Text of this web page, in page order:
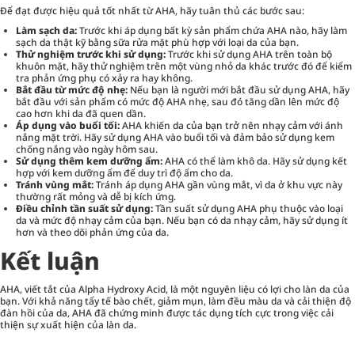
Để đạt được hiệu quả tốt nhất từ AHA, hãy tuân thủ các bước sau:
Làm sạch da:Trước khi áp dụng bất kỳ sản phẩm chứa AHA nào, hãy làm
sạch da thật kỹ bằngsữa rửa mặt phù hợp với loại da của bạn.
Thử nghiệm trước khi sử dụng:Trước khi sử dụng AHA trên toàn bộ
khuôn mặt, hãy thử nghiệm trên một vùng nhỏ da khác trước đó để kiểm
tra phản ứng phụ có xảy ra hay không.
Bắt đầu từ mức độ nhẹ: Nếu bạn là người mới bắt đầu sử dụng AHA, hãy
bắt đầu với sản phẩm có mức độ AHA nhẹ, sau đó tăng dần lên mức độ
cao hơn khi da đã quen dần.
Áp dụng vào buổi tối:AHA khiến da của bạn trở nên nhạy cảm với ánh
nắng mặt trời. Hãy sử dụng AHA vào buổi tối và đảm bảo sử dụng kem
chống nắng vào ngày hôm sau.
Sử dụng thêm kem dưỡng ẩm:AHA có thể làm khô da. Hãy sử dụng kết
hợp với kem dưỡng ẩm để duy trì độ ẩm cho da.
Tránh vùng mắt:Tránh áp dụng AHA gần vùng mắt, vì da ở khu vực này
thường rất mỏng và dễ bị kích ứng.
Điều chỉnh tần suất sử dụng:Tần suất sử dụng AHA phụ thuộc vào loại
da và mức độ nhạy cảm của bạn. Nếu bạn có da nhạy cảm, hãy sử dụng ít
hơn và theo dõi phản ứng của da.
Kết luận
AHA, viết tắt của Alpha Hydroxy Acid, là một nguyên liệu có lợi cho làn da của
bạn. Với khả năng tẩy tế bào chết, giảm mụn, làm đều màu da và cải thiện độ
đàn hồi của da, AHA đã chứng minh được tác dụng tích cực trong việc cải
thiện sự xuất hiện của làn da.